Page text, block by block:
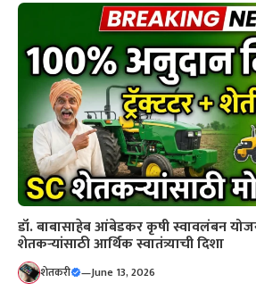
डॉ. बाबासाहेब आंबेडकर कृषी स्वावलंबन
शेतकऱ्यांसाठी आर्थिक स्वातंत्र्याची दिशा
शेतकरी —June 13, 2026